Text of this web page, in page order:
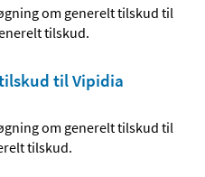
om generelt tilskud til
tilskud.
til Vipidia
om generelt tilskud til
tilskud.